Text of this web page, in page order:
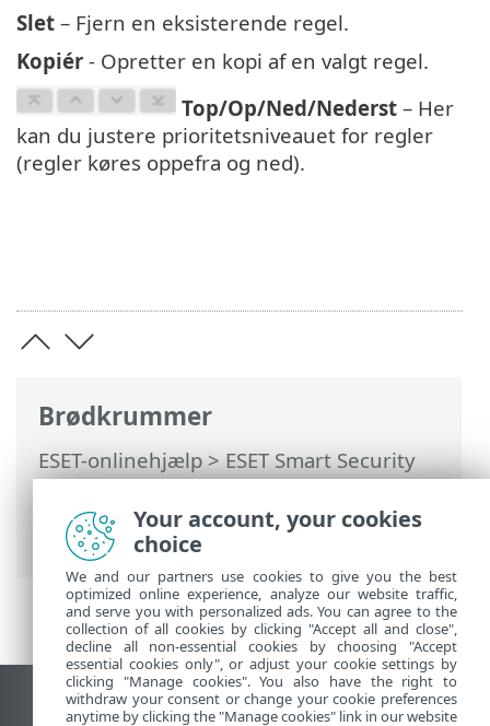
Brødkrummer
ESET-onlinehjælp>ESET Smart Security
Premium>Avanceret opsætning>
Beskyttelse>Netværksbeskyttelse>
Firewall> Firewallregler
Slet – Fjern en eksisterende regel.
Kopiér - Opretter en kopi af en valgt regel.
Top/Op/Ned/Nederst – Her
kan du justere prioritetsniveauet for regler
(regler køres oppefra og ned).
Vis computerwebsted
Your account, your cookies
choice
We and our partners use cookies to give you the best
optimized online experience, analyze our website traffic,
and serve you with personalized ads. You can agree to the
collection of all cookies by clicking "Accept all and close",
decline all non-essential cookies by choosing "Accept
essential cookies only", or adjust your cookie settings by
clicking "Manage cookies". You also have the right to
withdraw your consent or change your cookie preferences
anytime by clicking the "Manage cookies" link in our website